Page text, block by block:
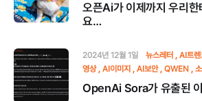
오픈Ai가 이제까지 우리한
요…
2024년 12월 1일 뉴스레터 AI트렌
영상
AI이미지 AI보안 QWEN
OpenAi Sora가 유출된